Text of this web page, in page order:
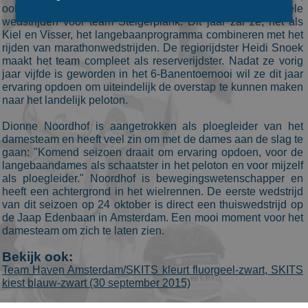
ook lid van RTC Noordwest, reed vorig seizoen al enkele
wedstrijden voor team Steigerplank. Dit jaar zal ze, net als
Kiel en Visser, het langebaanprogramma combineren met het
rijden van marathonwedstrijden. De regiorijdster Heidi Snoek
maakt het team compleet als reserverijdster. Nadat ze vorig
jaar vijfde is geworden in het 6-Banentoernooi wil ze dit jaar
ervaring opdoen om uiteindelijk de overstap te kunnen maken
naar het landelijk peloton.
Dionne Noordhof is aangetrokken als ploegleider van het
damesteam en heeft veel zin om met de dames aan de slag te
gaan: "Komend seizoen draait om ervaring opdoen, voor de
langebaandames als schaatster in het peloton en voor mijzelf
als ploegleider." Noordhof is bewegingswetenschapper en
heeft een achtergrond in het wielrennen. De eerste wedstrijd
van dit seizoen op 24 oktober is direct een thuiswedstrijd op
de Jaap Edenbaan in Amsterdam. Een mooi moment voor het
damesteam om zich te laten zien.
Bekijk ook:
Team Haven Amsterdam/SKITS kleurt fluorgeel-zwart, SKITS
kiest blauw-zwart (30 september 2015)
Bezoekersgegevens Gerichte advertenties
Prestatiecookies worden gebruikt om te zien hoe
bezoekers de website gebruiken, bijv. analytische
cookies. Deze cookies kunnen niet worden gebruikt om
een bepaalde bezoeker direct te identificeren.
Naam
Aanbieder/
Domein
Vervaldatum
Google LLC
.schaatspeloton.nl
1 jaar 1
maand
This cookie
name is
asssociated
with Google
Universal
Analytics -
which is a
commonly
used
cookie is